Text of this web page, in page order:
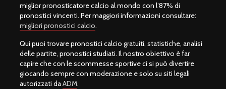
miglior pronosticatore calcio al mondo con l’87% di
pronostici vincenti. Per maggiori informazioni consultare:
migliori pronostici calcio.
Qui puoi trovare pronostici calcio gratuiti, statistiche, analisi
delle partite, pronostici studiati. Il nostro obiettivo è far
capire che con le scommesse sportive ci si può divertire
giocando sempre con moderazione e solo su siti legali
autorizzati daADM.